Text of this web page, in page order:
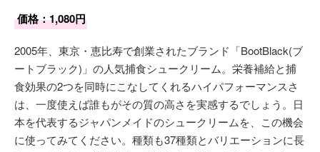
価格：1,080円
2005年、東京・恵比寿で創業されたブランド「BootBlack(ブ
ートブラック)」の人気捕食シュークリーム。栄養補給と捕
食効果の2つを同時にこなしてくれるハイパフォーマンスさ
は、一度使えば誰もがその質の高さを実感するでしょう。日
本を代表するジャパンメイドのシュークリームを、この機会
に使ってみてください。種類も37種類とバリエーションに長